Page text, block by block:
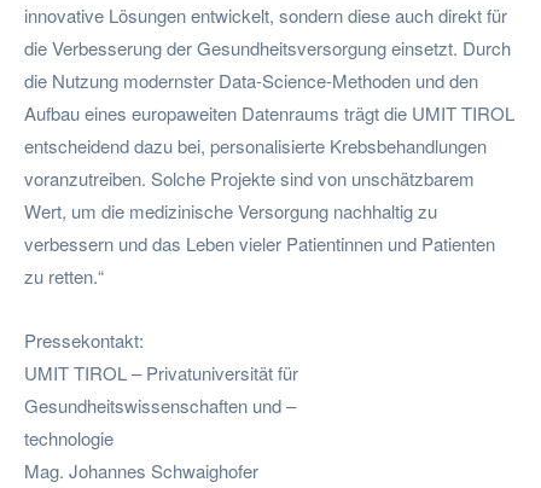
innovative Lösungen entwickelt, sondern diese auch direkt für
die Verbesserung der Gesundheitsversorgung einsetzt. Durch
die Nutzung modernster Data-Science-Methoden und den
Aufbau eines europaweiten Datenraums trägt die UMIT TIROL
entscheidend dazu bei, personalisierte Krebsbehandlungen
voranzutreiben. Solche Projekte sind von unschätzbarem
Wert, um die medizinische Versorgung nachhaltig zu
verbessern und das Leben vieler Patientinnen und Patienten
zu retten.“
Pressekontakt:
UMIT TIROL – Privatuniversität für
Gesundheitswissenschaften und –
technologie
Mag. Johannes Schwaighofer